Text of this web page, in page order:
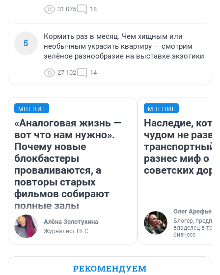
31 075 18
5
Кормить раз в месяц. Чем хищным или
необычным украсить квартиру — смотрим
зелёное разнообразие на выставке экзотики
27 102 14
МНЕНИЕ
«Аналоговая жизнь —
вот что нам нужно».
Почему новые
блокбастеры
проваливаются, а
повторы старых
фильмов собирают
полные залы
Алёна Золотухина
Журналист НГС
МНЕНИЕ
Наследие,
чудом не
транспортный
разнес миф о
советских
Олег Арефьев
Блогер,
владелец в
бизнесе
РЕКОМЕНДУЕМ